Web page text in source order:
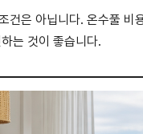
건은 아닙니다. 온수풀
는 것이 좋습니다.